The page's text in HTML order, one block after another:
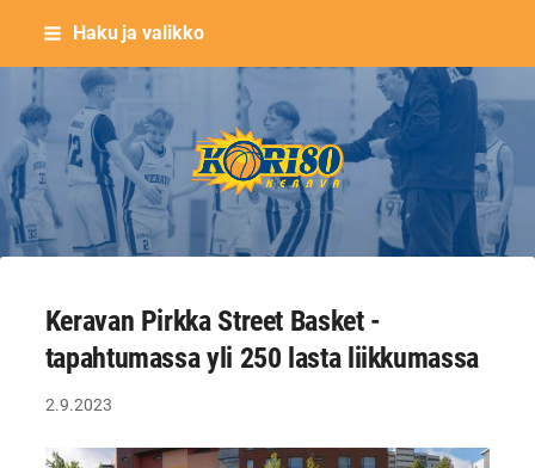
Siirry
sisältöön
Haku ja valikko
Keravan Kori-80 ry
Keravan Pirkka Street Basket -
tapahtumassa yli 250 lasta liikkumassa
2.9.2023